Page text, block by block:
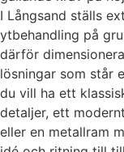
I Långsand ställs
ytbehandling på
därför
lösningar som står
du vill ha ett
detaljer, ett
eller en metallram